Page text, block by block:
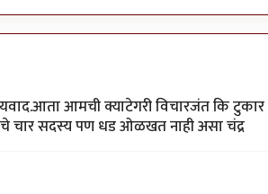
आमची क्याटेगरी विचारजंत कि टुकार
चार सदस्य पण धड ओळखत नाही असा चंद्र